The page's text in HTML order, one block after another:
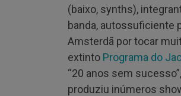
(baixo, synths),
banda, autossuficiente
Amsterdã por tocar
extinto Programa do
“20 anos sem
produziu inúmeros